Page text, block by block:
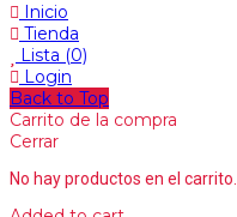
Inicio
Tienda
Lista (0)
Login
Back to Top
Carrito de la compra
Cerrar
No hay productos en el carrito.